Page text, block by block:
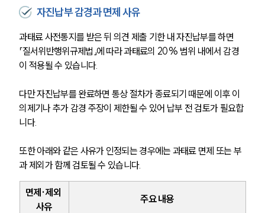
언론보도
공지사항
법률 블로그
세미나
대륜법률상담예약
자진납부 감경과 면제 사유
과태료 사전통지를 받은 뒤 의견 제출 기한 내 자진납부를 하면
「질서위반행위규제법」에 따라 과태료의 20% 범위 내에서 감경
이 적용될 수 있습니다.
다만 자진납부를 완료하면 통상 절차가 종료되기 때문에 이후 이
의제기나 추가 감경 주장이 제한될 수 있어 납부 전 검토가 필요합
니다.
또한 아래와 같은 사유가 인정되는 경우에는 과태료 면제 또는 부
과 제외가 함께 검토될 수 있습니다.
면제·제외
사유
주요 내용